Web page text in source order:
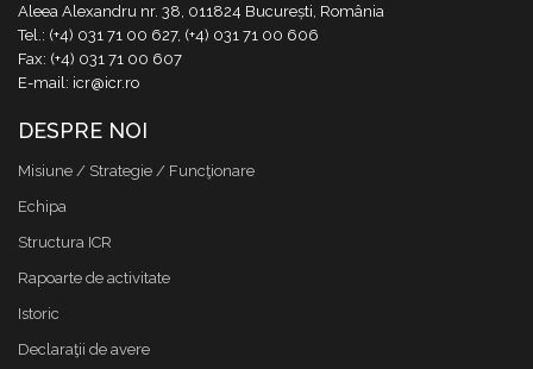
Aleea Alexandru nr. 38, 011824 București, România
Tel.: (+4) 031 71 00 627, (+4) 031 71 00 606
Fax: (+4) 031 71 00 607
E-mail: icr@icr.ro
DESPRE NOI
Misiune / Strategie / Funcţionare
Echipa
Structura ICR
Rapoarte de activitate
Istoric
Declaraţii de avere